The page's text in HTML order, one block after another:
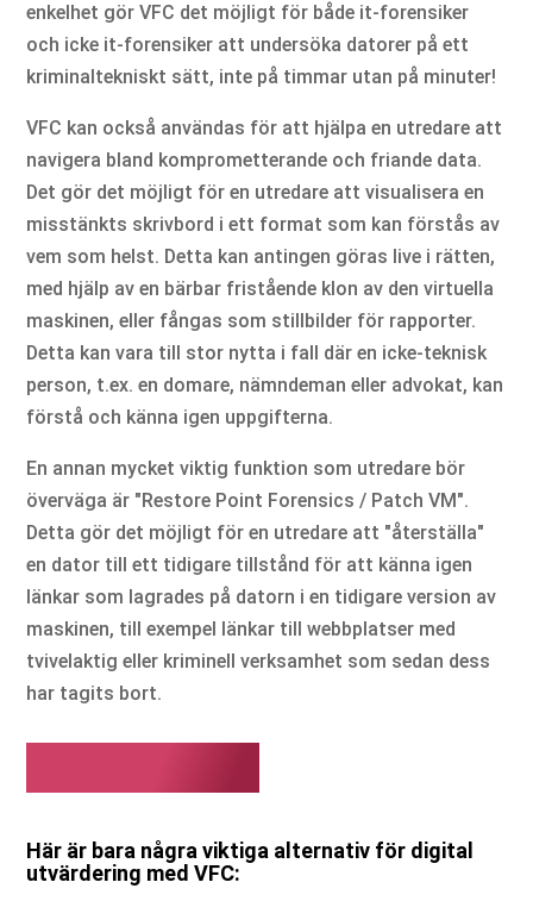
enkelhet gör VFC det möjligt för både it-forensiker
och icke it-forensiker att undersöka datorer på ett
kriminaltekniskt sätt, inte på timmar utan på minuter!
VFC kan också användas för att hjälpa en utredare att
navigera bland komprometterande och friande data.
Det gör det möjligt för en utredare att visualisera en
misstänkts skrivbord i ett format som kan förstås av
vem som helst. Detta kan antingen göras live i rätten,
med hjälp av en bärbar fristående klon av den virtuella
maskinen, eller fångas som stillbilder för rapporter.
Detta kan vara till stor nytta i fall där en icke-teknisk
person, t.ex. en domare, nämndeman eller advokat, kan
förstå och känna igen uppgifterna.
En annan mycket viktig funktion som utredare bör
överväga är "Restore Point Forensics / Patch VM".
Detta gör det möjligt för en utredare att "återställa"
en dator till ett tidigare tillstånd för att känna igen
länkar som lagrades på datorn i en tidigare version av
maskinen, till exempel länkar till webbplatser med
tvivelaktig eller kriminell verksamhet som sedan dess
har tagits bort.
Här är bara några viktiga alternativ för digital
utvärdering med VFC: